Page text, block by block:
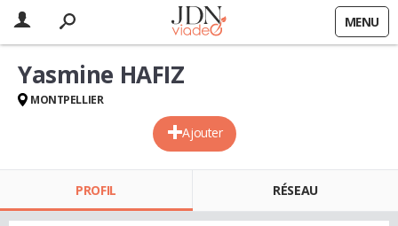
MENU
Ajouter
Yasmine HAFIZ
MONTPELLIER
PROFIL RÉSEAU